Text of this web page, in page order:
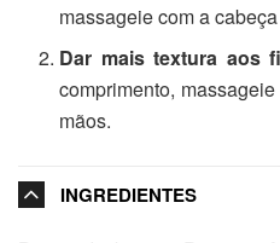
massageie com a
Dar mais textura aos
comprimento,
mãos.
INGREDIENTES